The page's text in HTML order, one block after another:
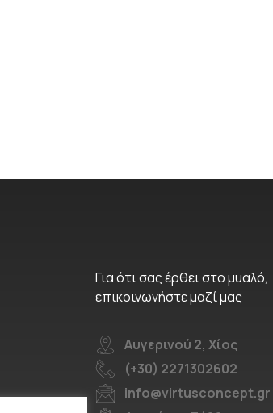
Για ότι σας έρθει στο μυαλό,
επικοινωνήστε μαζί μας
Αυγερινού 2, Χίος
(+30) 2271302602
info@virtusconcept.gr